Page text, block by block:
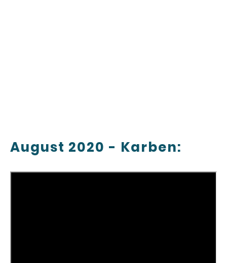
August 2020 - Karben: